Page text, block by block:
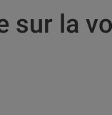
sur la